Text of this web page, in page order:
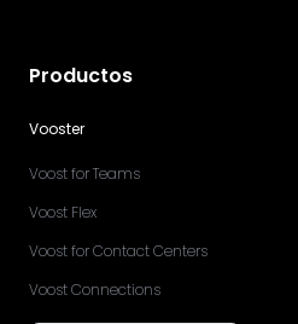
Productos
Vooster
Voost for Teams
Voost Flex
Voost for Contact Centers
Voost Connections